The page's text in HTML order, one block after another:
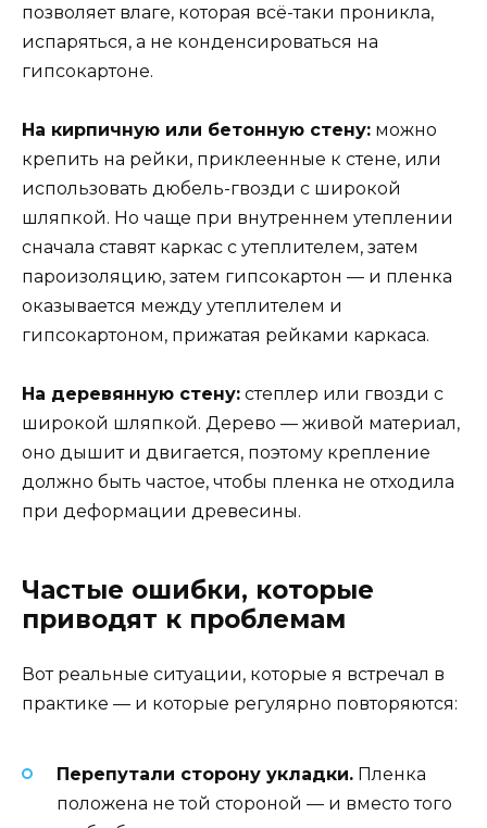
позволяет влаге, которая всё-таки проникла,
испаряться, а не конденсироваться на
гипсокартоне.
На кирпичную или бетонную стену: можно
крепить на рейки, приклеенные к стене, или
использовать дюбель-гвозди с широкой
шляпкой. Но чаще при внутреннем утеплении
сначала ставят каркас с утеплителем, затем
пароизоляцию, затем гипсокартон — и пленка
оказывается между утеплителем и
гипсокартоном, прижатая рейками каркаса.
На деревянную стену: степлер или гвозди с
широкой шляпкой. Дерево — живой материал,
оно дышит и двигается, поэтому крепление
должно быть частое, чтобы пленка не отходила
при деформации древесины.
Частые ошибки, которые
приводят к проблемам
Вот реальные ситуации, которые я встречал в
практике — и которые регулярно повторяются:
Перепутали сторону укладки. Пленка
положена не той стороной — и вместо того